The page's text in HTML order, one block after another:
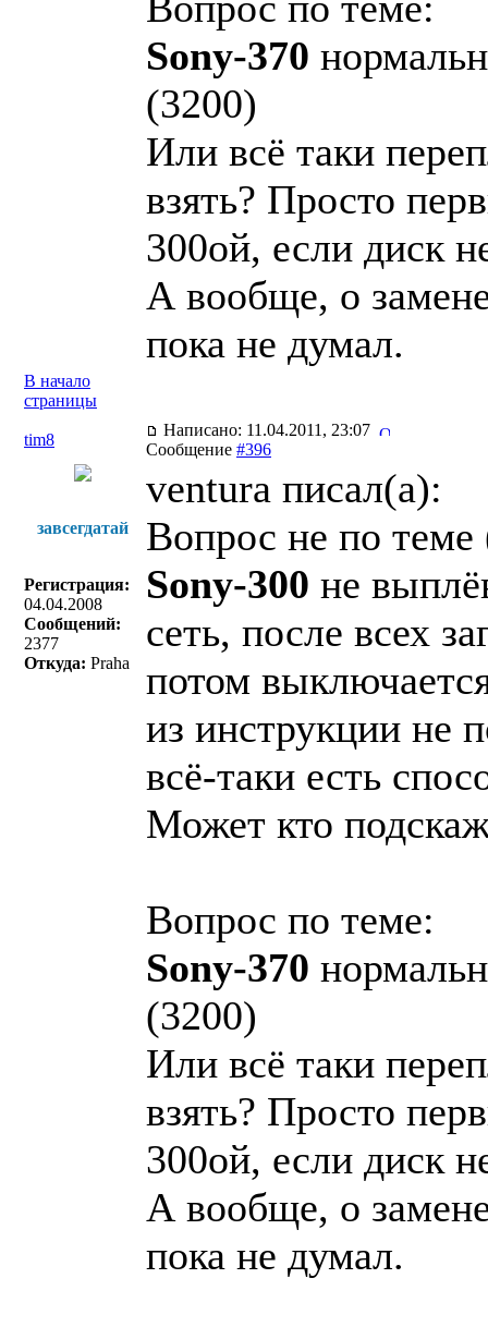
Sony-370
(3200)
Или всё таки
взять? Просто
300ой, если диск
А вообще, о
пока не думал.
В начало
страницы
tim8
Написано: 11.04.2011, 23:07
Сообщение #396
завсегдатай
Регистрация:
04.04.2008
Сообщений:
2377
Откуда: Praha
ventura писал(a):
Вопрос не по теме
Sony-300 не
сеть, после всех
потом
из инструкции не
всё-таки есть
Может кто
Вопрос по теме:
Sony-370
(3200)
Или всё таки
взять? Просто
300ой, если диск
А вообще, о
пока не думал.